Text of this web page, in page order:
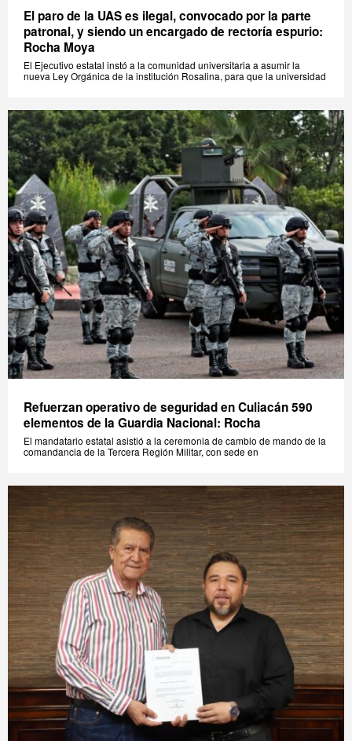
El paro de la UAS es ilegal, convocado por la parte
patronal, y siendo un encargado de rectoría espurio:
Rocha Moya
El Ejecutivo estatal instó a la comunidad universitaria a asumir la
nueva Ley Orgánica de la institución Rosalina, para que la universidad
Refuerzan operativo de seguridad en Culiacán 590
elementos de la Guardia Nacional: Rocha
El mandatario estatal asistió a la ceremonia de cambio de mando de la
comandancia de la Tercera Región Militar, con sede en